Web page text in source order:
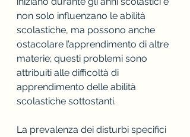
non solo influenzano le abilità
scolastiche, ma possono anche
ostacolare l’apprendimento di altre
materie; questi problemi sono
attribuiti alle difficoltà di
apprendimento delle abilità
scolastiche sottostanti.
La prevalenza dei disturbi specifici